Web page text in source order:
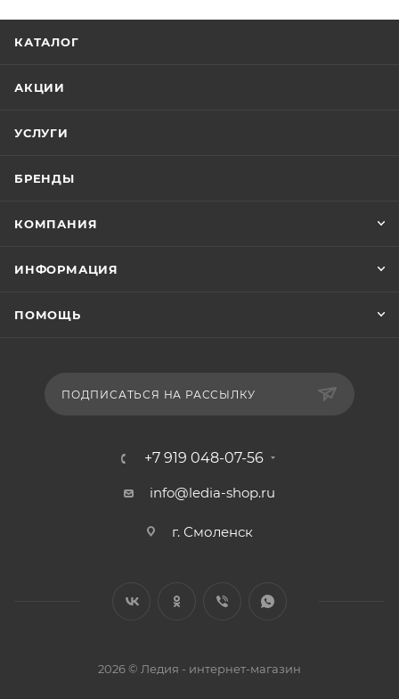
КАТАЛОГ
АКЦИИ
УСЛУГИ
БРЕНДЫ
КОМПАНИЯ
ИНФОРМАЦИЯ
ПОМОЩЬ
ПОДПИСАТЬСЯ НА РАССЫЛКУ
+7 919 048-07-56
info@ledia-shop.ru
г. Смоленск
2026 © Ледия - интернет-магазин